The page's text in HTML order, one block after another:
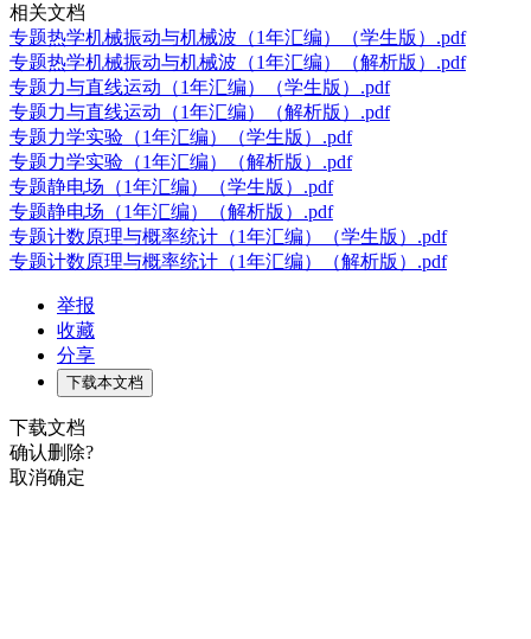
相关文档
专题热学机械振动与机械波（1年汇编）（学生版）.pdf
专题热学机械振动与机械波（1年汇编）（解析版）.pdf
专题力与直线运动（1年汇编）（学生版）.pdf
专题力与直线运动（1年汇编）（解析版）.pdf
专题力学实验（1年汇编）（学生版）.pdf
专题力学实验（1年汇编）（解析版）.pdf
专题静电场（1年汇编）（学生版）.pdf
专题静电场（1年汇编）（解析版）.pdf
专题计数原理与概率统计（1年汇编）（学生版）.pdf
专题计数原理与概率统计（1年汇编）（解析版）.pdf
举报
收藏
分享
下载本文档
下载文档
确认删除?
取消确定